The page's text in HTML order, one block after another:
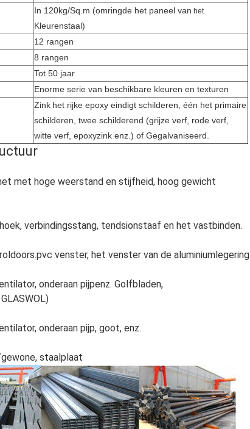
In 120kg/Sq.m (omringde het paneel van het
Kleurenstaal)
12 rangen
8 rangen
Tot 50 jaar
Enorme serie van beschikbare kleuren en texturen
Zink het rijke epoxy eindigt schilderen, één het primaire
schilderen, twee schilderend (grijze verf, rode verf,
witte verf, epoxyzink enz.) of Gegalvaniseerd.
met hoge weerstand en stijfheid, hoog gewicht
verbindingsstang, tendsionstaaf en het vastbinden.
venster, het venster van de aluminiumlegering
onderaan pijpenz. Golfbladen,
onderaan pijp, goot, enz.
staalplaat